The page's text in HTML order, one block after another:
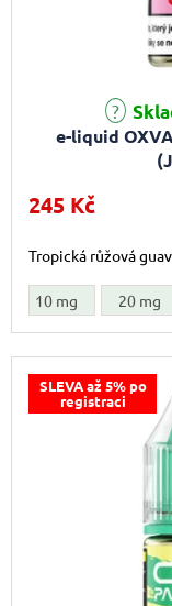
e-liquid
245 Kč
Tropická růžová
10 mg 20 mg
SLEVA až 5% po
registraci